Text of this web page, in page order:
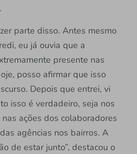
parte disso. Antes mesmo
eu já ouvia que a
presente nas
posso afirmar que isso
Depois que entrei, vi
isso é verdadeiro, seja nos
ações dos colaboradores
agências nos bairros. A
de estar junto”, destacou o